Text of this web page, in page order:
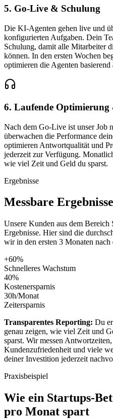
5. Go-Live & Schulung
Die KI-Agenten gehen live und
konfigurierten Aufgaben. Dein
Schulung, damit alle Mitarbeiter
können. In den ersten Wochen
optimieren die Agenten
6. Laufende
Nach dem Go-Live ist unser Job
überwachen die Performance
optimieren Antwortqualität und
jederzeit zur Verfügung.
wie viel Zeit und Geld du sparst.
Ergebnisse
Messbare Ergebnisse
Unsere Kunden aus dem Bereich
Ergebnisse. Hier sind die
wir in den ersten 3 Monaten nach
+60%
Schnelleres Wachstum
40%
Kostenersparnis
30h/Monat
Zeitersparnis
Transparentes Reporting: Du
genau zeigen, wie viel Zeit und
sparst. Wir messen
Kundenzufriedenheit und viele
deiner Investition jederzeit
Praxisbeispiel
Wie ein Startups-
pro Monat spart